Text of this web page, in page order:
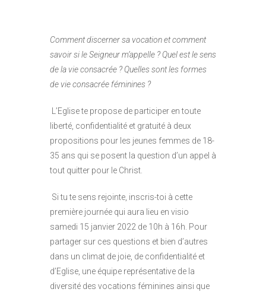
Comment discerner sa vocation et comment
savoir si le Seigneur m’appelle ? Quel est le sens
de la vie consacrée ? Quelles sont les formes
de vie consacrée féminines ?
L’Eglise te propose de participer en toute
liberté, confidentialité et gratuité à deux
propositions pour les jeunes femmes de 18-
35 ans qui se posent la question d’un appel à
tout quitter pour le Christ.
Si tu te sens rejointe, inscris-toi à cette
première journée qui aura lieu en visio
samedi 15 janvier 2022 de 10h à 16h. Pour
partager sur ces questions et bien d’autres
dans un climat de joie, de confidentialité et
d’Eglise, une équipe représentative de la
diversité des vocations féminines ainsi que